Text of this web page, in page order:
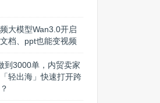
大模型Wan3.0开启
档、ppt也能变视频
到3000单，内贸卖家
轻出海」快速打开跨